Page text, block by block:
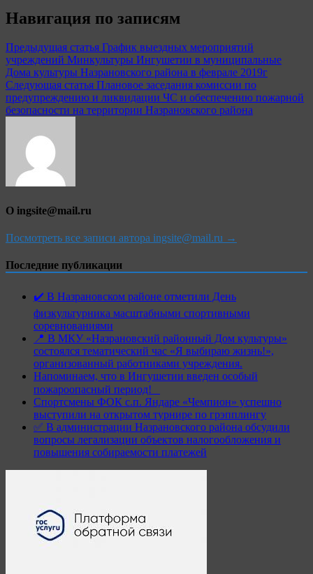
Навигация по записям
Предыдущая статья График выездных мероприятий
учреждений Минкультуры Ингушетии в муниципальные
Дома культуры Назрановского района в феврале 2019г
Следующая статья Плановое заседания комиссии по
предупреждению и ликвидации ЧС и обеспечению пожарной
безопасности на территории Назрановского района
О ingsite@mail.ru
Посмотреть все записи автора ingsite@mail.ru →
Последние публикации
✔️ В Назрановском районе отметили День
физкультурника масштабными спортивными
соревнованиями
📍 В МКУ «Назрановский районный Дом культуры»
состоялся тематический час «Я выбираю жизнь!»,
организованный работниками учреждения.
Напоминаем, что в Ингушетии введен особый
пожароопасный период!⁣⁣⠀
Спортсмены ФОК с.п. Яндаре «Чемпион» успешно
выступили на открытом турнире по грэпплингу
✅ В администрации Назрановского района обсудили
вопросы легализации объектов налогообложения и
повышения собираемости платежей